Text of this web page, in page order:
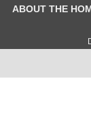
ABOUT THE